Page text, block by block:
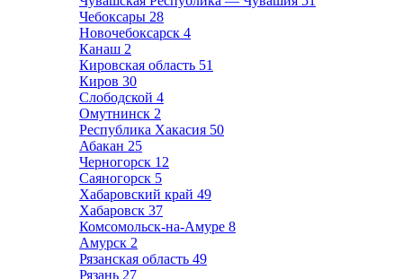
Чебоксары 28
Новочебоксарск 4
Канаш 2
Кировская область 51
Киров 30
Слободской 4
Омутнинск 2
Республика Хакасия 50
Абакан 25
Черногорск 12
Саяногорск 5
Хабаровский край 49
Хабаровск 37
Комсомольск-на-Амуре 8
Амурск 2
Рязанская область 49
Рязань 27